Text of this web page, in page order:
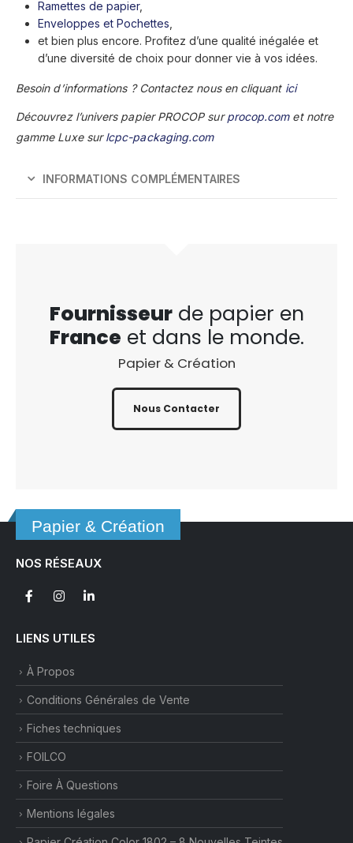
Ramettes de papier,
Enveloppes et Pochettes
et bien plus encore. Profitez d’une qualité inégalée et
d’une diversité de choix pour donner vie à vos idées.
Besoin d’informations ? Contactez nous en cliquant ici
Découvrez l’univers papier PROCOP surprocop.comet notre
gamme Luxe surlcpc-packaging.com
INFORMATIONS COMPLÉMENTAIRES
Fournisseurde papier en
France et dans le monde.
Papier & Création
Nous Contacter
Papier & Création
NOS RÉSEAUX
LIENS UTILES
À Propos
Conditions Générales de Vente
Fiches techniques
FOILCO
Foire À Questions
Mentions légales